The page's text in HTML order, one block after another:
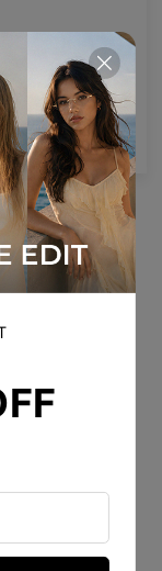
晴れの日の定番、太いアセテート
available
バッグに入れる